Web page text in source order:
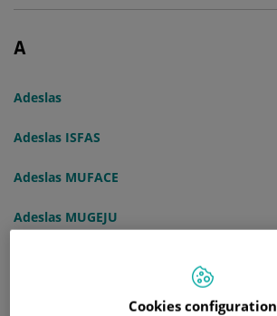
A
Adeslas
Adeslas ISFAS
Adeslas MUFACE
Adeslas MUGEJU
AFEMEFA (DKV Servicios)
Cookies configuration